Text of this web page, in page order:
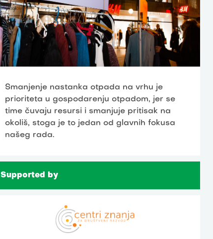
Smanjenje nastanka otpada na vrhu je
prioriteta u gospodarenju otpadom, jer se
time čuvaju resursi i smanjuje pritisak na
okoliš, stoga je to jedan od glavnih fokusa
našeg rada.
Supported by